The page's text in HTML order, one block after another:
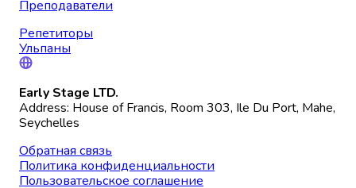
Преподаватели
Репетиторы
Ульпаны
Early Stage LTD.
Address: House of Francis, Room 303, Ile Du Port, Mahe,
Seychelles
Обратная связь
Политика конфиденциальности
Пользовательское соглашение